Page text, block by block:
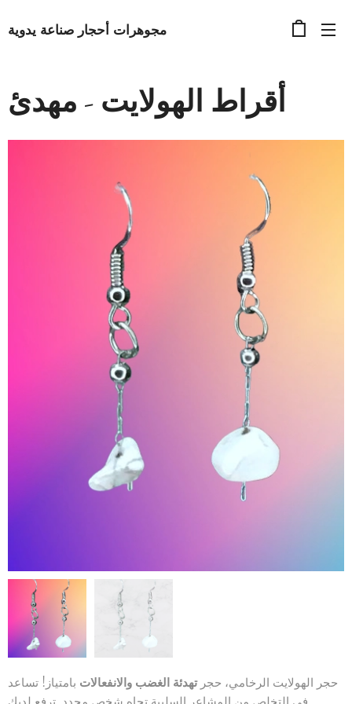
مجوهرات أحجار صناعة يدوية
أقراط الهولايت - مهدئ
حجر الهولايت الرخامي، حجرتهدئة الغضب والانفعالات بامتياز! تساعد